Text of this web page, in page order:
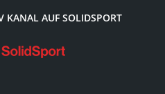
KANAL AUF SOLIDSPORT